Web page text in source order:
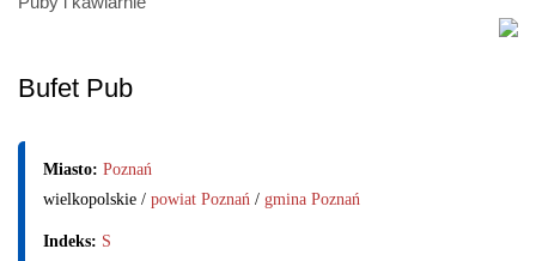
Bufet Pub
Miasto: Poznań
wielkopolskie / powiat Poznań / gmina Poznań
Indeks: S